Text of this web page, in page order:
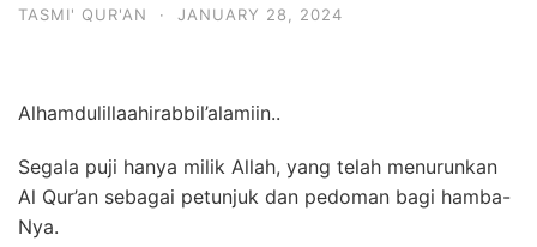
TASMI' QUR'AN · JANUARY 28, 2024
Alhamdulillaahirabbil’alamiin..
Segala puji hanya milik Allah, yang telah menurunkan
Al Qur’an sebagai petunjuk dan pedoman bagi hamba-
Nya.